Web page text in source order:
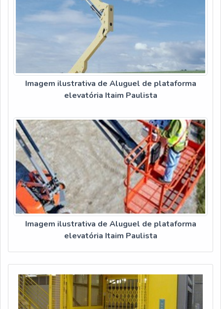
Imagem ilustrativa de Aluguel de plataforma
elevatória Itaim Paulista
Imagem ilustrativa de Aluguel de plataforma
elevatória Itaim Paulista